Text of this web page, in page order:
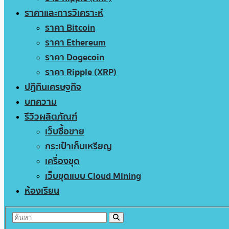
ราคาและการวิเคราะห์
ราคา Bitcoin
ราคา Ethereum
ราคา Dogecoin
ราคา Ripple (XRP)
ปฏิทินเศรษฐกิจ
บทความ
รีวิวผลิตภัณฑ์
เว็บซื้อขาย
กระเป๋าเก็บเหรียญ
เครื่องขุด
เว็บขุดแบบ Cloud Mining
ห้องเรียน